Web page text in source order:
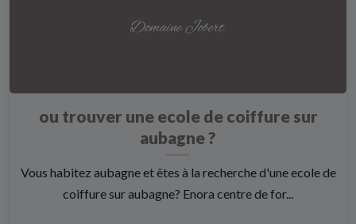
ou trouver une ecole de coiffure sur
aubagne ?
Vous habitez aubagne et êtes à la recherche d'une ecole de
coiffure sur aubagne? Enora centre de for...